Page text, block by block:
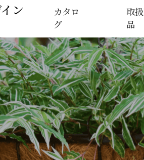
ン
カタロ
グ
取
品